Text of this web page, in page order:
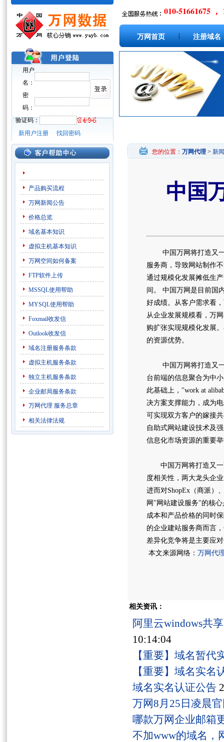
用户
名：
密
码：
验证码：
新用户注册
找回密码
010-51661675 ，
万网首页 注册域名
产品购买流程
万网新闻公告
价格总览
域名基本知识
虚拟主机基本知识
万网空间如何备案
FTP软件上传
MSSQL使用帮助
MYSQL使用帮助
Foxmail收发信
Outlook收发信
域名注册服务条款
虚拟主机服务条款
独立主机服务条款
企业邮局服务条款
万网代理 服务总章
相关法律法规
您的位置： 万网代理 > 新
中国
中国万网将打造又一
服务商，导致网站制作
通过规模化发展摊低生
间。 中国万网是目前国
好成绩。从客户需求看
从企业发展规模看，万
购扩张实现规模化发展
的资源优势。
中国万网将打造又一
台前端的信息聚合为中
此基础上，"work at
决方案支撑能力，成为
可实现双方客户的嫁接
自助式网站建设技术及
信息化市场资源的重要
中国万网将打造又一
度相关性，两大龙头企
进而对ShopEx（商派）
网"网站建设服务"的核
成本和产品价格的同时
的企业建站服务商而言
差异化竞争将是主要应
本文来源网络： 万网代
相关资讯：
阿里云windows共
10:14:04
【重要】域名暂代
【重要】域名实名
域名实名认证公告
万网8月25日凌晨
哪款万网企业邮箱
不加www的域名，